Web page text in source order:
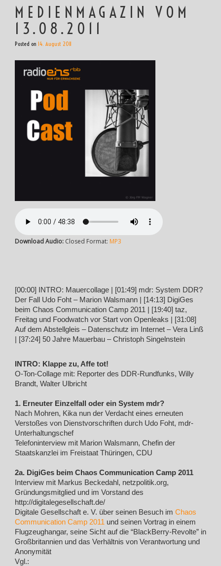
MEDIENMAGAZIN VOM
13.08.2011
Posted on 14. August 2011
Download Audio: Closed Format: MP3
[00:00] INTRO: Mauercollage | [01:49] mdr: System DDR?
Der Fall Udo Foht – Marion Walsmann | [14:13] DigiGes
beim Chaos Communication Camp 2011 | [19:40] taz,
Freitag und Foodwatch vor Start von Openleaks | [31:08]
Auf dem Abstellgleis – Datenschutz im Internet – Vera Linß
| [37:24] 50 Jahre Mauerbau – Christoph Singelnstein
INTRO: Klappe zu, Affe tot!
O-Ton-Collage mit: Reporter des DDR-Rundfunks, Willy
Brandt, Walter Ulbricht
1. Erneuter Einzelfall oder ein System mdr?
Nach Mohren, Kika nun der Verdacht eines erneuten
Verstoßes von Dienstvorschriften durch Udo Foht, mdr-
Unterhaltungschef
Telefoninterview mit Marion Walsmann, Chefin der
Staatskanzlei im Freistaat Thüringen, CDU
2a. DigiGes beim Chaos Communication Camp 2011
Interview mit Markus Beckedahl, netzpolitik.org,
Gründungsmitglied und im Vorstand des
http://digitalegesellschaft.de/
Digitale Gesellschaft e. V. über seinen Besuch im Chaos
Communication Camp 2011 und seinen Vortrag in einem
Flugzeughangar, seine Sicht auf die “BlackBerry-Revolte” in
Großbritannien und das Verhältnis von Verantwortung und
Anonymität
Vgl.: